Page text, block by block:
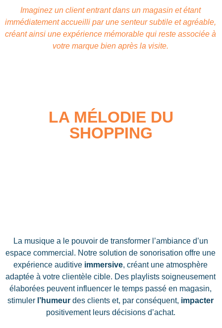
Imaginez un client entrant dans un magasin et étant
immédiatement accueilli par une senteur subtile et agréable,
créant ainsi une expérience mémorable qui reste associée à
votre marque bien après la visite.
LA MÉLODIE DU
SHOPPING
La musique a le pouvoir de transformer l’ambiance d’un
espace commercial. Notre solution de sonorisation offre une
expérience auditive immersive, créant une atmosphère
adaptée à votre clientèle cible. Des playlists soigneusement
élaborées peuvent influencer le temps passé en magasin,
stimuler l’humeur des clients et, par conséquent, impacter
positivement leurs décisions d’achat.